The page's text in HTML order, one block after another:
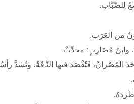
لِلضَّبَّاتِ.
من العَرَب.
وابنُ مُضَارِبٍ: محدِّثٌ.
المُصْرانُ، فَتُفْصَدَ فيها النَّاقَةُ، وتُشَدَّ
طَرَدَهُ.